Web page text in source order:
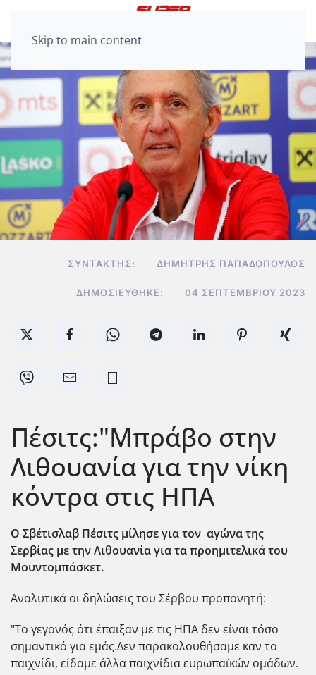
Skip to main content
ΣΥΝΤΆΚΤΗΣ: ΔΗΜΉΤΡΗΣ ΠΑΠΑΔΌΠΟΥΛΟΣ
ΔΗΜΟΣΙΕΎΘΗΚΕ: 04 ΣΕΠΤΕΜΒΡΊΟΥ 2023
Πέσιτς:"Μπράβο στην
Λιθουανία για την νίκη
κόντρα στις ΗΠΑ
Ο Σβέτισλαβ Πέσιτς μίλησε για τον αγώνα της
Σερβίας με την Λιθουανία για τα προημιτελικά του
Μουντομπάσκετ.
Αναλυτικά οι δηλώσεις του Σέρβου προπονητή:
"Το γεγονός ότι έπαιξαν με τις ΗΠΑ δεν είναι τόσο
σημαντικό για εμάς.Δεν παρακολουθήσαμε καν το
παιχνίδι, είδαμε άλλα παιχνίδια ευρωπαϊκών ομάδων.